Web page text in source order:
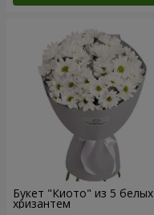
Букет "Киото" из 5 белых
хризантем